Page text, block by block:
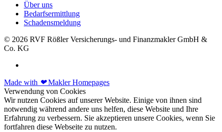
Über uns
Bedarfsermittlung
Schadensmeldung
© 2026 RVF Rößler Versicherungs- und Finanzmakler GmbH &
Co. KG
Made with ❤Makler Homepages
Verwendung von Cookies
Wir nutzen Cookies auf unserer Website. Einige von ihnen sind
notwendig während andere uns helfen, diese Website und Ihre
Erfahrung zu verbessern. Sie akzeptieren unsere Cookies, wenn Sie
fortfahren diese Webseite zu nutzen.